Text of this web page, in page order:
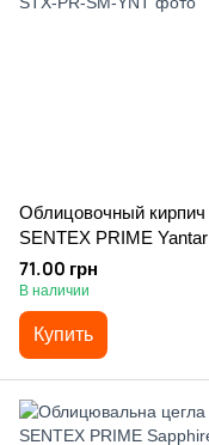
Облицовочный кирпич
SENTEX PRIME Yantar
71.00 грн
В наличии
Купить